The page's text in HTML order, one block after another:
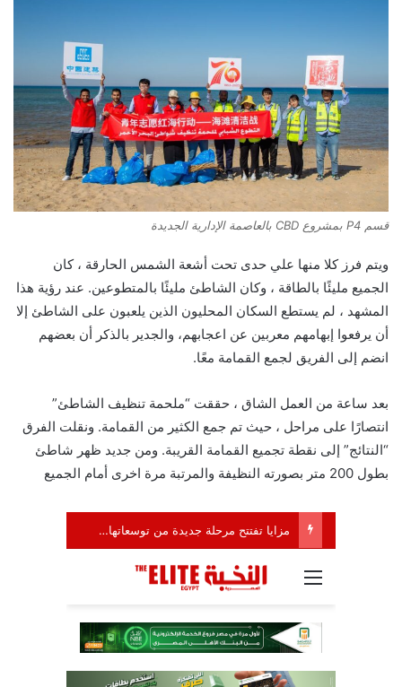
قسم P4 بمشروع CBD بالعاصمة الإدارية الجديدة
ويتم فرز كلا منها علي حدى تحت أشعة الشمس الحارقة ، كان
الجميع مليئًا بالطاقة ، وكان الشاطئ مليئًا بالمتطوعين. عند رؤية هذا
المشهد ، لم يستطع السكان المحليون الذين يلعبون على الشاطئ إلا
أن يرفعوا إبهامهم معربين عن اعجابهم، والجدير بالذكر أن بعضهم
انضم إلى الفريق لجمع القمامة معًا.
بعد ساعة من العمل الشاق ، حققت “ملحمة تنظيف الشاطئ”
انتصارًا على مراحل ، حيث تم جمع الكثير من القمامة. ونقلت الفرق
“النتائج” إلى نقطة تجميع القمامة القريبة. ومن جديد ظهر شاطئ
بطول 200 متر بصورته النظيفة والمرتبة مرة اخرى أمام الجميع